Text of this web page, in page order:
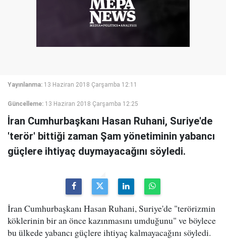
Yayınlanma: 13 Haziran 2018 Çarşamba 12:11
Güncelleme: 13 Haziran 2018 Çarşamba 12:25
İran Cumhurbaşkanı Hasan Ruhani, Suriye'de
'terör' bittiği zaman Şam yönetiminin yabancı
güçlere ihtiyaç duymayacağını söyledi.
İran Cumhurbaşkanı Hasan Ruhani, Suriye'de "terörizmin
köklerinin bir an önce kazınmasını umduğunu" ve böylece
bu ülkede yabancı güçlere ihtiyaç kalmayacağını söyledi.